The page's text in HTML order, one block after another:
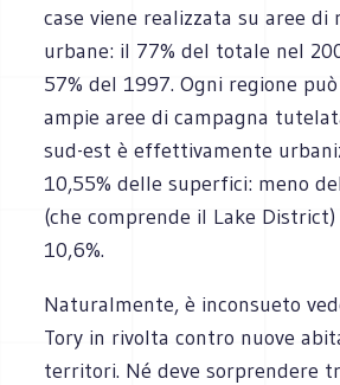
case viene realizzata su aree di
urbane: il 77% del totale nel
57% del 1997. Ogni regione
ampie aree di campagna
sud-est è effettivamente
10,55% delle superfici: meno
(che comprende il Lake
10,6%.
Naturalmente, è inconsueto
Tory in rivolta contro nuove
territori. Né deve sorprendere